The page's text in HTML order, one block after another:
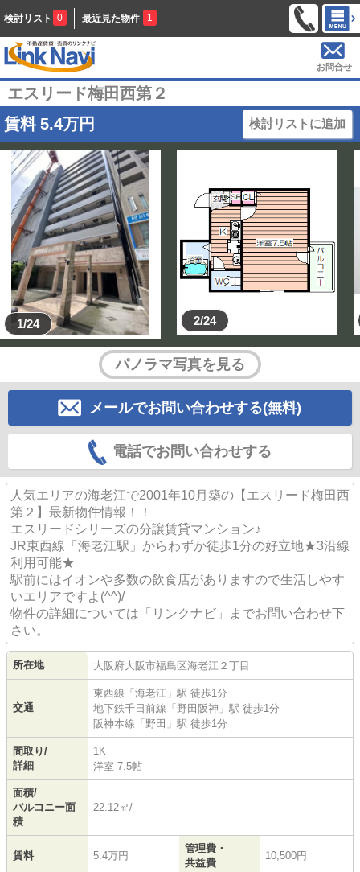
検討リスト 0 最近見た物件 1
お問合せ
エスリード梅田西第２
賃料 5.4万円 検討リストに追加
1/24 2/24
パノラマ写真を見る
メールでお問い合わせする(無料)
電話でお問い合わせする
人気エリアの海老江で2001年10月築の【エスリード梅田西
第２】最新物件情報！！
エスリードシリーズの分譲賃貸マンション♪
JR東西線「海老江駅」からわずか徒歩1分の好立地★3沿線
利用可能★
駅前にはイオンや多数の飲食店がありますので生活しやす
いエリアですよ(^^)/
物件の詳細については「リンクナビ」までお問い合わせ下
さい。
所在地 大阪府大阪市福島区海老江 ２丁目
交通
東西線 「 海老江 」駅 徒歩1分
地下鉄千日前線 「 野田阪神 」駅 徒歩1分
阪神本線 「 野田 」駅 徒歩1分
間取り/
詳細
1K
洋室 7.5帖
面積/
バルコニー面
積
22.12㎡/-
賃料 5.4万円
管理費・
共益費
10,500円